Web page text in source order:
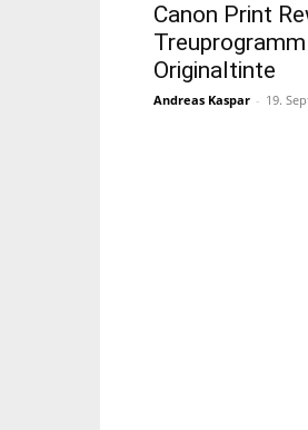
Canon Print
Originaltinte
Andreas Kaspar - 19.